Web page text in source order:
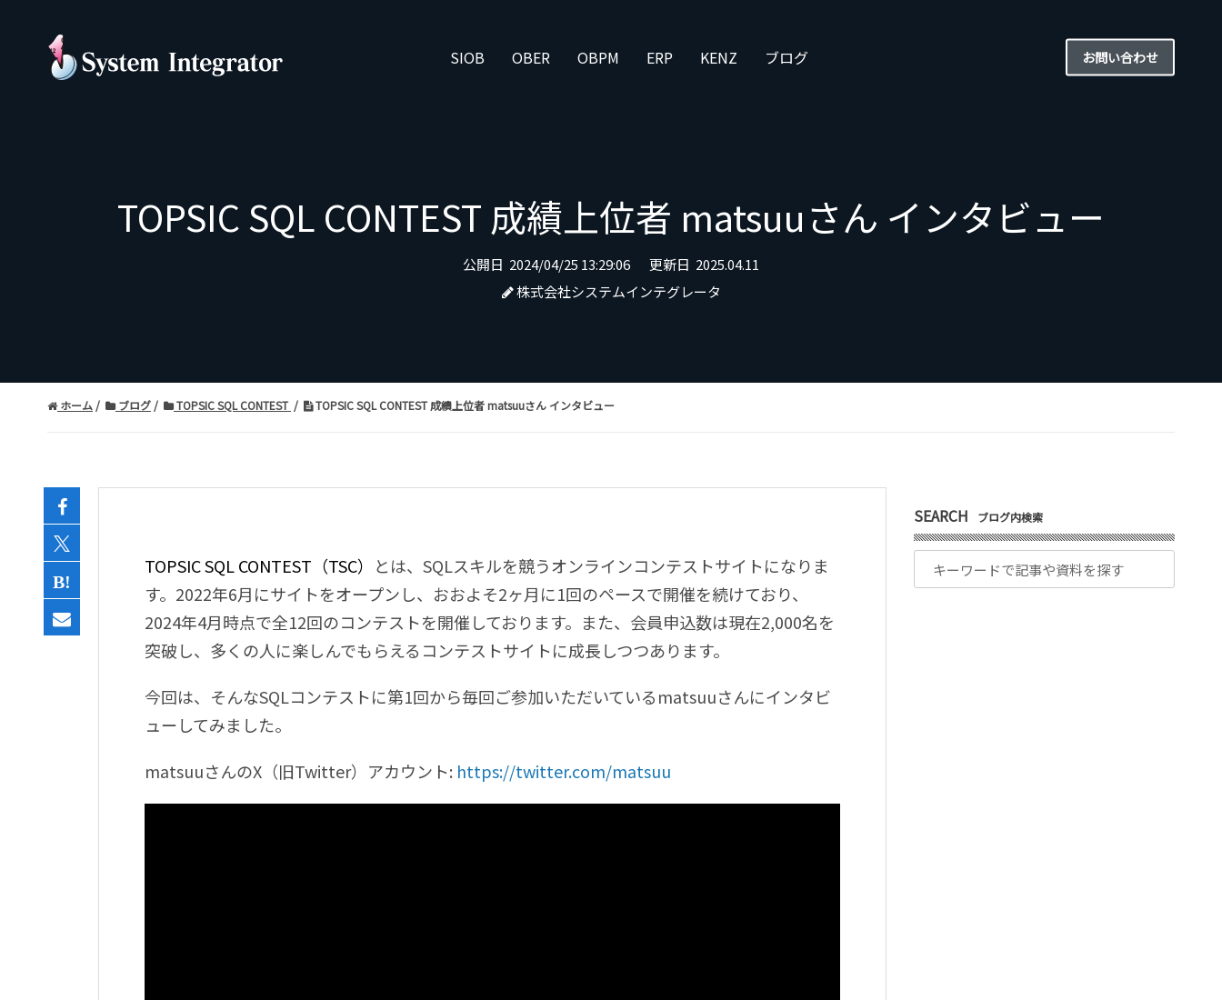
SIOB OBER OBPM ERP KENZ ブログ お問い合わせ
TOPSIC SQL CONTEST 成績上位者 matsuuさん インタビュー
公開日 2024/04/25 13:29:06 更新日 2025.04.11
株式会社システムインテグレータ
ホーム ブログ TOPSIC SQL CONTEST TOPSIC SQL CONTEST 成績上位者 matsuuさん インタビュー
TOPSIC SQL CONTEST （TSC） とは、 SQLスキルを競うオンラインコンテストサイトになりま
す。 2022年6月にサイトをオープンし、おおよそ2ヶ月に1回のペースで開催を続けており、
2024年4月時点で全12回のコンテストを開催しております。また、会員申込数は現在2,000名を
突破し、多くの人に楽しんでもらえるコンテストサイトに成長しつつあります。
今回は、そんなSQLコンテストに第1回から毎回ご参加いただいているmatsuuさんにインタビ
ューしてみました。
matsuuさんのX （旧Twitter） アカウント: https://twitter.com/matsuu
SEARCH ブログ内検索